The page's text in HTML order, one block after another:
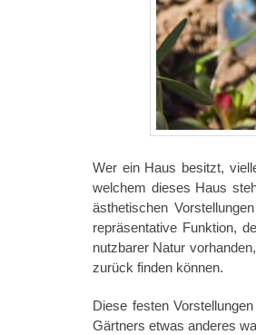
Wer ein Haus besitzt,
welchem dieses Haus
ästhetischen
repräsentative Funktion,
nutzbarer Natur
zurück finden können.
Diese festen
Gärtners etwas anderes